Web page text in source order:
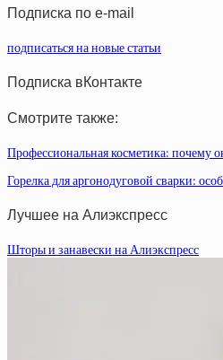
Подписка по e-mail
подписаться на новые статьи
Подписка вКонтакте
Смотрите также:
Профессиональная косметика: почему
Горелка для аргонодуговой сварки:
Лучшее на Алиэкспресс
Шторы и занавески на Алиэкспресс